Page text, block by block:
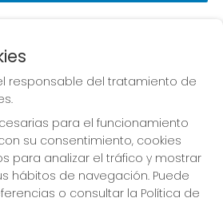
te desea Mucha Suerte!
el responsable del tratamiento de
para el funcionamiento
su consentimiento, cookies
para analizar el tráfico y mostrar
hábitos de navegación. Puede
o consultar la Política de